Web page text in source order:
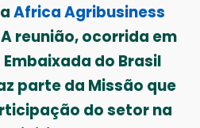
Africa Agribusiness
A reunião, ocorrida em
do Brasil
parte da Missão que
do setor na